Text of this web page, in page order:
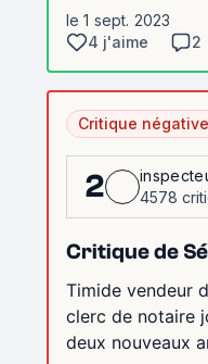
le 1 sept. 2023
4 j'aime
2
Critique
2
4578
Critique de
Timide vendeur
clerc de notaire
deux nouveaux